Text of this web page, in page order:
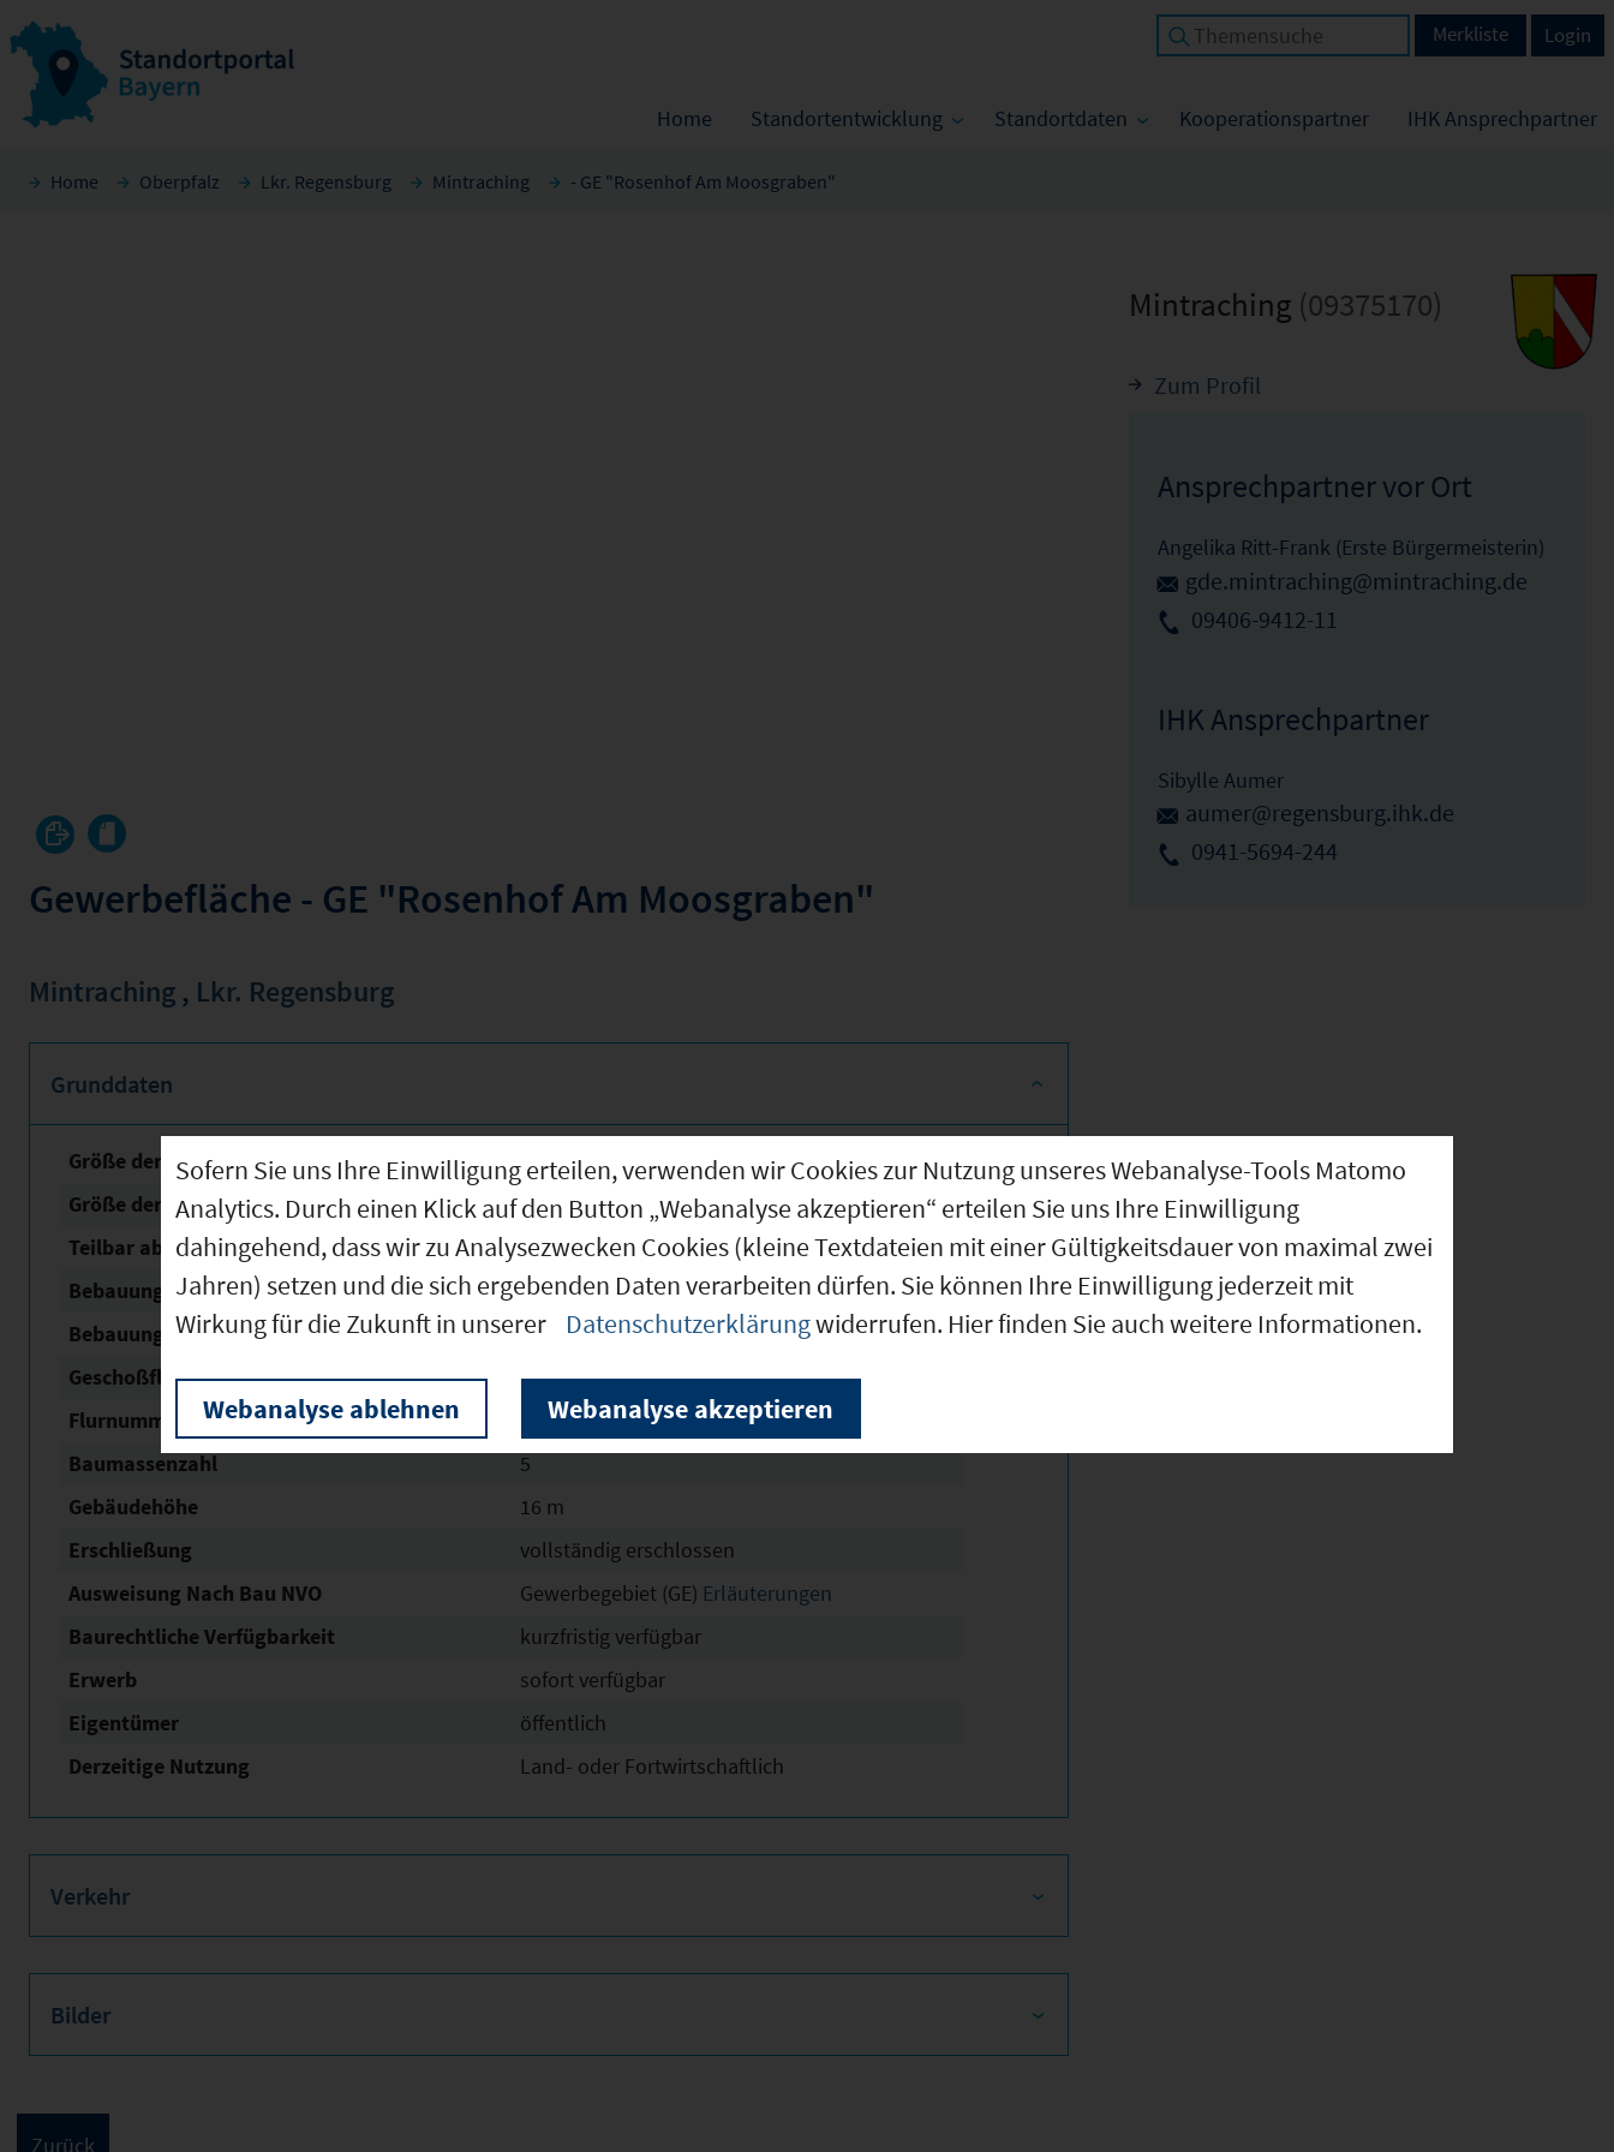
Home Standortentwicklung Standortdaten Kooperationspartner IHK Ansprechpartner
Login
Merkliste
Home Oberpfalz Lkr. Regensburg Mintraching - GE "Rosenhof Am Moosgraben"
Gewerbefläche - GE "Rosenhof Am Moosgraben"
Mintraching , Lkr. Regensburg
Grunddaten
Größe der unbebauten Fläche
77.000 m²
Größe der Fläche mit Baurecht
77.000 m²
Teilbar ab
1.500 m²
Bebauungsplan Nr. / Name
"Rosenhof Am Moosgraben"
Bebauungsplan Status
rechtskräftig
Geschoßflächen­zahl (GFZ)
0,8
Flurnummern
310
Baumassenzahl
5
Gebäudehöhe
16 m
Erschließung
vollständig erschlossen
Ausweisung Nach Bau NVO
Gewerbegebiet (GE) Erläuterungen
Baurechtliche Verfügbarkeit
kurzfristig verfügbar
Erwerb
sofort verfügbar
Eigentümer
öffentlich
Derzeitige Nutzung
Land- oder Fortwirtschaftlich
Verkehr
Bilder
Mintraching (09375170)
Zum Profil
Ansprechpartner vor Ort
Angelika Ritt-Frank (Erste Bürgermeisterin)
gde.mintraching@mintraching.de
09406-9412-11
IHK Ansprechpartner
Sibylle Aumer
aumer@regensburg.ihk.de
0941-5694-244
Sofern Sie uns Ihre Einwilligung erteilen, verwenden wir Cookies zur Nutzung unseres Webanalyse-Tools Matomo
Analytics. Durch einen Klick auf den Button „Webanalyse akzeptieren“ erteilen Sie uns Ihre Einwilligung
dahingehend, dass wir zu Analysezwecken Cookies (kleine Textdateien mit einer Gültigkeitsdauer von maximal zwei
Jahren) setzen und die sich ergebenden Daten verarbeiten dürfen. Sie können Ihre Einwilligung jederzeit mit
Wirkung für die Zukunft in unserer
Datenschutzerklärungwiderrufen. Hier finden Sie auch weitere Informationen.
Webanalyse ablehnen Webanalyse akzeptieren